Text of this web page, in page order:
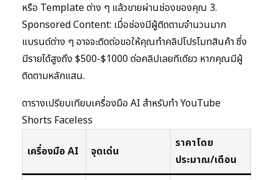
หรือ Template ต่าง ๆ แล้วขายผ่านช่องของคุณ 3.
Sponsored Content: เมื่อช่องมีผู้ติดตามจำนวนมาก
แบรนด์ต่าง ๆ อาจจะติดต่อขอให้คุณทำคลิปโปรโมทสินค้า ซึ่ง
มีรายได้สูงถึง $500-$1000 ต่อคลิปเลยทีเดียว หากคุณมีผู้
ติดตามหลักแสน.
ตารางเปรียบเทียบเครื่องมือ AI สำหรับทำ YouTube
Shorts Faceless
เครื่องมือ AI จุดเด่น
ราคาโดย
ประมาณ/เดือน